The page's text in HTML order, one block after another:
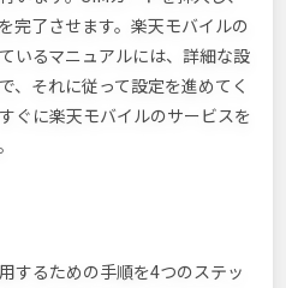
完了させます。楽天モバイルの
いるマニュアルには、詳細な設
、それに従って設定を進めてく
ぐに楽天モバイルのサービスを
するための手順を4つのステッ